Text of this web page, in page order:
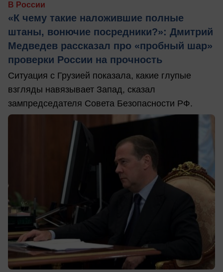
В России
«К чему такие наложившие полные
штаны, вонючие посредники?»: Дмитрий
Медведев рассказал про «пробный шар»
проверки России на прочность
Ситуация с Грузией показала, какие глупые
взгляды навязывает Запад, сказал
зампредседателя Совета Безопасности РФ.